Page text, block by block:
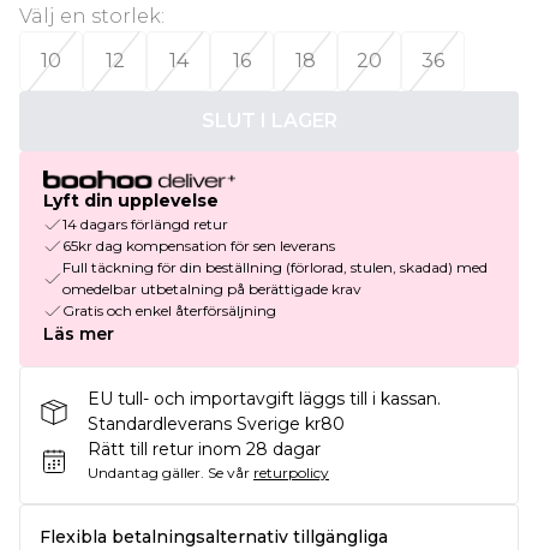
Välj en storlek:
10
12 14 16 18 20 36
SLUT I LAGER
Lyft din upplevelse
14 dagars förlängd retur
65kr dag kompensation för sen leverans
Full täckning för din beställning (förlorad, stulen, skadad) med
omedelbar utbetalning på berättigade krav
Gratis och enkel återförsäljning
Läs mer
EU tull- och importavgift läggs till i kassan.
Standardleverans Sverige kr80
Rätt till retur inom 28 dagar
Undantag gäller. Se vår returpolicy
Flexibla betalningsalternativ tillgängliga